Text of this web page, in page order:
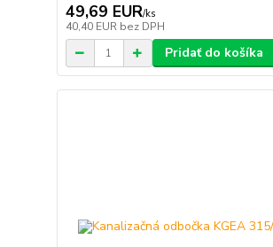
49,69 EUR/ks
40,40 EUR bez DPH
Pridať do košíka